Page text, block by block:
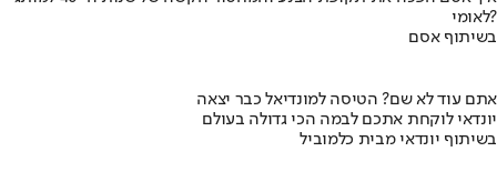
לאומי?
בשיתוף אסם
אתם עוד לא שם? הטיסה למונדיאל כבר יצאה
יונדאי לוקחת אתכם לבמה הכי גדולה בעולם
בשיתוף יונדאי מבית כלמוביל